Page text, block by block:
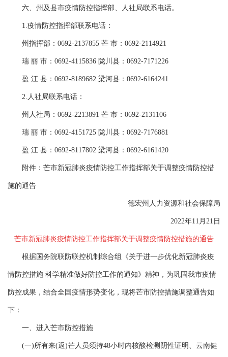
六、州及县市疫情防控指挥部、人社局联系电话。
1.疫情防控指挥部联系电话：
州指挥部：0692-2137855 芒 市：0692-2114921
瑞 丽 市：0692-4115836 陇川县：0692-7171226
盈 江 县：0692-8189682 梁河县：0692-6164241
2.人社局联系电话：
州人社局：0692-2213891 芒 市：0692-2131106
瑞 丽 市：0692-4151725 陇川县：0692-7176881
盈 江 县：0692-8117802 梁河县：0692-6161420
附件：芒市新冠肺炎疫情防控工作指挥部关于调整疫情防控措
施的通告
德宏州人力资源和社会保障局
2022年11月21日
芒市新冠肺炎疫情防控工作指挥部关于调整疫情防控措施的通告
根据国务院联防联控机制综合组《关于进一步优化新冠肺炎疫
情防控措施 科学精准做好防控工作的通知》精神，为巩固我市疫情
防控成果，结合全国疫情形势变化，现将芒市防控措施调整通告如
下：
一、进入芒市防控措施
(一)所有来(返)芒人员须持48小时内核酸检测阴性证明、云南健